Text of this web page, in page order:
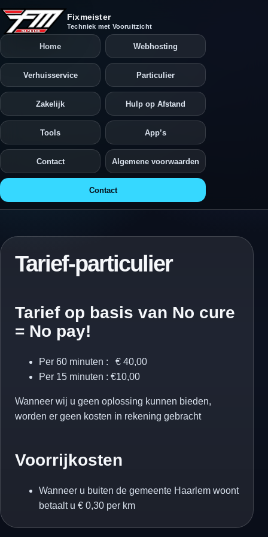
Ga naar de inhoud
Fixmeister
Techniek met Vooruitzicht
Home Webhosting
Verhuisservice Particulier
Zakelijk Hulp op Afstand
Tools App’s
Contact Algemene voorwaarden
Contact
Tarief-particulier
Tarief op basis van No cure
= No pay!
Per 60 minuten : € 40,00
Per 15 minuten : €10,00
Wanneer wij u geen oplossing kunnen bieden,
worden er geen kosten in rekening gebracht
Voorrijkosten
Wanneer u buiten de gemeente Haarlem woont
betaalt u € 0,30 per km